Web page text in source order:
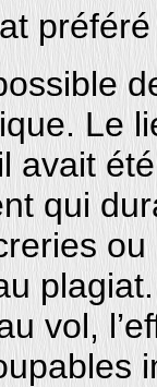
Le
avait
qui
vol,